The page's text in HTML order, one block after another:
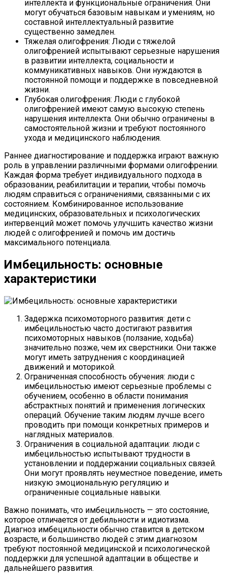
интеллекта и функциональные ограничения. Они
могут обучаться базовым навыкам и умениям, но
составной интеллектуальный развитие
существенно замедлен.
Тяжелая олигофрения: Люди с тяжелой
олигофренией испытывают серьезные нарушения
в развитии интеллекта, социальности и
коммуникативных навыков. Они нуждаются в
постоянной помощи и поддержке в повседневной
жизни.
Глубокая олигофрения: Люди с глубокой
олигофренией имеют самую высокую степень
нарушения интеллекта. Они обычно ограничены в
самостоятельной жизни и требуют постоянного
ухода и медицинского наблюдения.
Раннее диагностирование и поддержка играют важную
роль в управлении различными формами олигофрении.
Каждая форма требует индивидуального подхода в
образовании, реабилитации и терапии, чтобы помочь
людям справиться с ограничениями, связанными с их
состоянием. Комбинированное использование
медицинских, образовательных и психологических
интервенций может помочь улучшить качество жизни
людей с олигофренией и помочь им достичь
максимального потенциала.
Имбецильность: основные
характеристики
Задержка психомоторного развития: дети с
имбецильностью часто достигают развития
психомоторных навыков (ползание, ходьба)
значительно позже, чем их сверстники. Они также
могут иметь затруднения с координацией
движений и моторикой.
Ограниченная способность обучения: люди с
имбецильностью имеют серьезные проблемы с
обучением, особенно в области понимания
абстрактных понятий и применения логических
операций. Обучение таким людям лучше всего
проводить при помощи конкретных примеров и
наглядных материалов.
Ограничения в социальной адаптации: люди с
имбецильностью испытывают трудности в
установлении и поддержании социальных связей.
Они могут проявлять неуместное поведение, иметь
низкую эмоциональную регуляцию и
ограниченные социальные навыки.
Важно понимать, что имбецильность — это состояние,
которое отличается от дебильности и идиотизма.
Диагноз имбецильности обычно ставится в детском
возрасте, и большинство людей с этим диагнозом
требуют постоянной медицинской и психологической
поддержки для успешной адаптации в обществе и
дальнейшего развития.